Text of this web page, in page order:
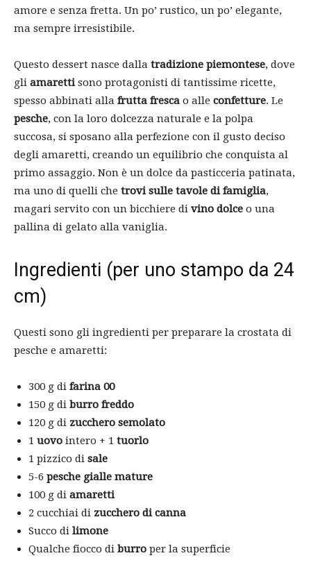
amore e senza fretta. Un po’ rustico, un po’ elegante,
ma sempre irresistibile.
Questo dessert nasce dalla tradizione piemontese, dove
gli amarettisono protagonisti di tantissime ricette,
spesso abbinati alla frutta fresca o alle confetture. Le
pesche, con la loro dolcezza naturale e la polpa
succosa, si sposano alla perfezione con il gusto deciso
degli amaretti, creando un equilibrio che conquista al
primo assaggio. Non è un dolce da pasticceria patinata,
ma uno di quelli che trovi sulle tavole di famiglia,
magari servito con un bicchiere di vino dolce o una
pallina di gelato alla vaniglia.
Ingredienti (per uno stampo da 24
cm)
Questi sono gli ingredienti per preparare la crostata di
pesche e amaretti:
300 g di farina 00
150 g di burro freddo
120 g di zucchero semolato
1 uovo intero + 1 tuorlo
1 pizzico di sale
5-6 pesche gialle mature
100 g di amaretti
2 cucchiai di zucchero di canna
Succo di limone
Qualche fiocco di burro per la superficie